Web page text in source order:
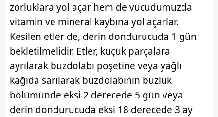
verileriniz işlenmekte olup gerekli olan çerezler bilgi
toplumu hizmetlerinin sunulması amacıyla
kullanılmaktadır. Diğer çerezler, sitemizin daha işlevsel
kılınması ve kişiselleştirilmesi ve sizlere yönelik
reklam/pazarlama faaliyetlerinin yapılması, amaçlarıyla
sınırlı olarak açık rızanız dahilinde kullanılacaktır.
Çerezlere ilişkin tercihlerinizi aşağıda yer alan panel
vasıtasıyla belirleyebilirsiniz. Çerezlere ilişkin detaylı bilgi
için Ayarlar butonuna tıklayabilir,Çerez Bilgilendirme
zorluklara yol açar hem de vücudumuzda
vitamin ve mineral kaybına yol açarlar.
Kesilen etler de, derin dondurucuda 1 gün
bekletilmelidir. Etler, küçük parçalara
ayrılarak buzdolabı poşetine veya yağlı
kağıda sarılarak buzdolabının buzluk
bölümünde eksi 2 derecede 5 gün veya
derin dondurucuda eksi 18 derecede 3 ay